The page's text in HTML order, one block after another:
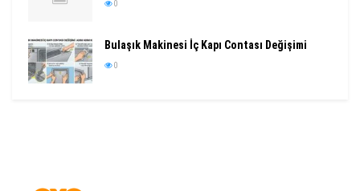
0
Bulaşık Makinesi İç Kapı Contası Değişimi
0